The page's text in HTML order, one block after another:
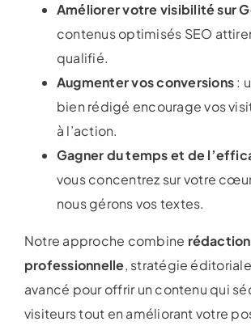
Améliorer votre visibilité sur
contenus optimisés SEO
qualifié.
Augmenter vos conversions:
bien rédigé encourage vos
à l’action.
Gagner du temps et de
vous concentrez sur votre
nous gérons vos textes.
Notre approche combine
professionnelle, stratégie
avancé pour offrir un contenu qui
visiteurs tout en améliorant votre